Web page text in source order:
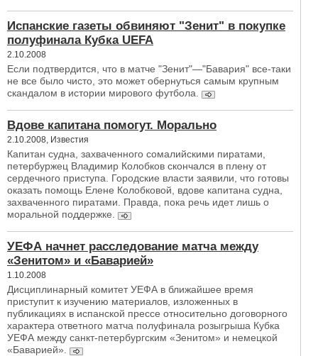
Испанские газеты обвиняют "Зенит" в покупке
полуфинала Кубка UEFA
2.10.2008
Если подтвердится, что в матче "Зенит"—"Бавария" все-таки
не все было чисто, это может обернуться самым крупным
скандалом в истории мирового футбола.
Вдове капитана помогут. Морально
2.10.2008, Известия
Капитан судна, захваченного сомалийскими пиратами,
петербуржец Владимир Колобков скончался в плену от
сердечного приступа. Городские власти заявили, что готовы
оказать помощь Елене Колобковой, вдове капитана судна,
захваченного пиратами. Правда, пока речь идет лишь о
моральной поддержке.
УЕФА начнет расследование матча между
«Зенитом» и «Баварией»
1.10.2008
Дисциплинарный комитет УЕФА в ближайшее время
приступит к изучению материалов, изложенных в
публикациях в испанской прессе относительно договорного
характера ответного матча полуфинала розыгрыша Кубка
УЕФА между санкт-петербургским «Зенитом» и немецкой
«Баварией».